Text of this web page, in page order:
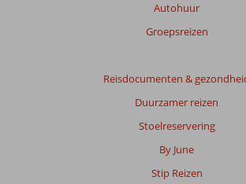
Autohuur
Groepsreizen
Reisdocumenten &
Duurzamer reizen
Stoelreservering
By June
Stip Reizen